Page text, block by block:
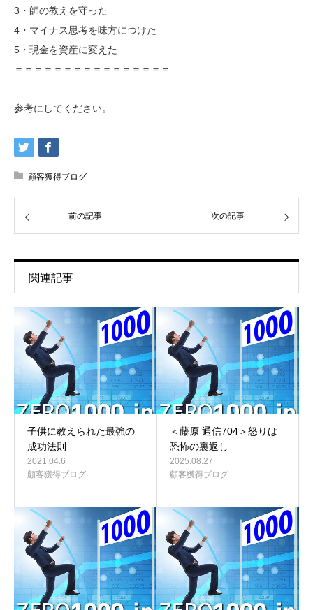
3・師の教えを守った
4・マイナス思考を味方につけた
5・現金を資産に変えた
＝＝＝＝＝＝＝＝＝＝＝＝＝＝＝＝
参考にしてください。
顧客獲得ブログ
前の記事 次の記事
関連記事
子供に教えられた最強の
成功法則
2021.04.6
顧客獲得ブログ
＜藤原 通信704＞怒りは
恐怖の裏返し
2025.08.27
顧客獲得ブログ